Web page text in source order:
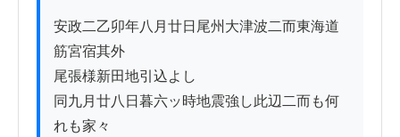
安政二乙卯年八月廿日尾州大津波二而東海道
筋宮宿其外
尾張様新田地引込よし
同九月廿八日暮六ッ時地震強し此辺二而も何
れも家々